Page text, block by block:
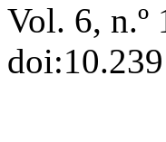
Vol. 6, n.º